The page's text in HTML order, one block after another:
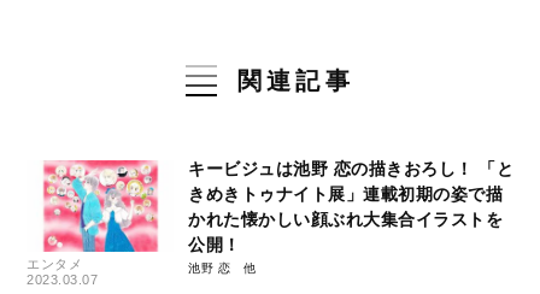
関連記事
エンタメ
2023.03.07
キービジュは池野 恋の描きおろし！ 「と
きめきトゥナイト展」連載初期の姿で描
かれた懐かしい顔ぶれ大集合イラストを
公開！
池野 恋